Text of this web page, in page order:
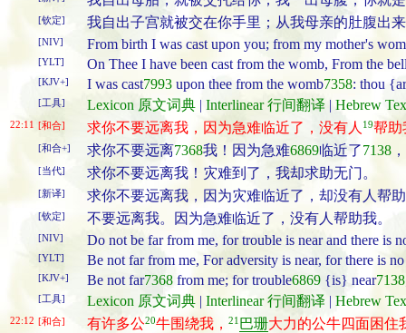
[钦定] 我自出子宫就被交在你手里；从我母亲的肚腹出
[NIV] From birth I was cast upon you; from my mother's
[YLT] On Thee I have been cast from the womb, From the
[KJV+] I was cast7993 upon thee from the womb7358: thou
[工具] Lexicon 原文词典 | Interlinear 行间翻译 | Hebrew
22:11 [和合] 求你不要远离我，因为急难临近了，没有人 19帮助
[和合+] 求你不要远离7368我！因为急难6869临近了7138
[当代] 求你不要远离我！灾难到了，我却求助无门。
[新译] 求你不要远离我，因为灾难临近了，却没有人帮
[钦定] 不要远离我。因为急难临近了，没有人帮助我。
[NIV] Do not be far from me, for trouble is near and there is
[YLT] Be not far from me, For adversity is near, for there is
[KJV+] Be not far7368 from me; for trouble6869 {is} near7138
[工具] Lexicon 原文词典 | Interlinear 行间翻译 | Hebrew
22:12 [和合] 有许多公20牛围绕我， 21 巴珊大力的公牛四面困住